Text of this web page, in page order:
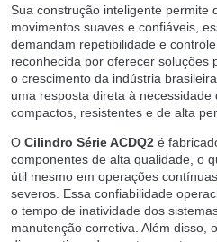
Sua construção inteligente permite
movimentos suaves e confiáveis,
demandam repetibilidade e
reconhecida por oferecer soluções
o crescimento da indústria
uma resposta direta à
compactos, resistentes e de alta
O Cilindro Série ACDQ2 é
componentes de alta qualidade, o
útil mesmo em operações
severos. Essa confiabilidade
o tempo de inatividade dos
manutenção corretiva. Além disso,